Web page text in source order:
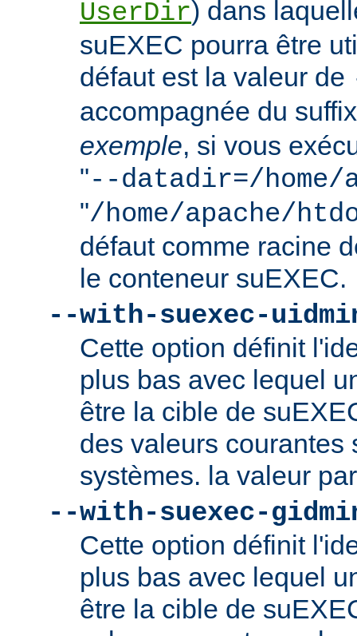
UserDir) dans
suEXEC pourra être
défaut est la valeur de
accompagnée du
exemple, si vous
"--datadir=/home/
"/home/apache/
défaut comme racine
le conteneur suEXEC.
--with-suexec-
Cette option définit
plus bas avec lequel
être la cible de
des valeurs courantes
systèmes. la valeur
--with-suexec-
Cette option définit
plus bas avec lequel
être la cible de